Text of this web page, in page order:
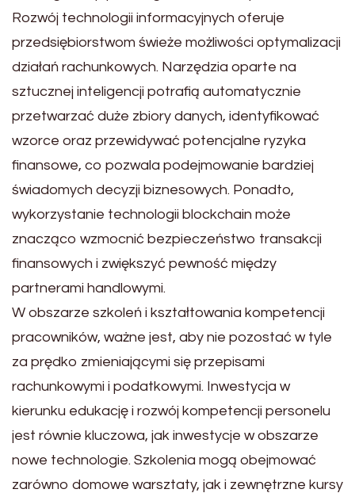
Rozwój technologii informacyjnych oferuje
przedsiębiorstwom świeże możliwości optymalizacji
działań rachunkowych. Narzędzia oparte na
sztucznej inteligencji potrafią automatycznie
przetwarzać duże zbiory danych, identyfikować
wzorce oraz przewidywać potencjalne ryzyka
finansowe, co pozwala podejmowanie bardziej
świadomych decyzji biznesowych. Ponadto,
wykorzystanie technologii blockchain może
znacząco wzmocnić bezpieczeństwo transakcji
finansowych i zwiększyć pewność między
partnerami handlowymi.
W obszarze szkoleń i kształtowania kompetencji
pracowników, ważne jest, aby nie pozostać w tyle
za prędko zmieniającymi się przepisami
rachunkowymi i podatkowymi. Inwestycja w
kierunku edukację i rozwój kompetencji personelu
jest równie kluczowa, jak inwestycje w obszarze
nowe technologie. Szkolenia mogą obejmować
zarówno domowe warsztaty, jak i zewnętrzne kursy